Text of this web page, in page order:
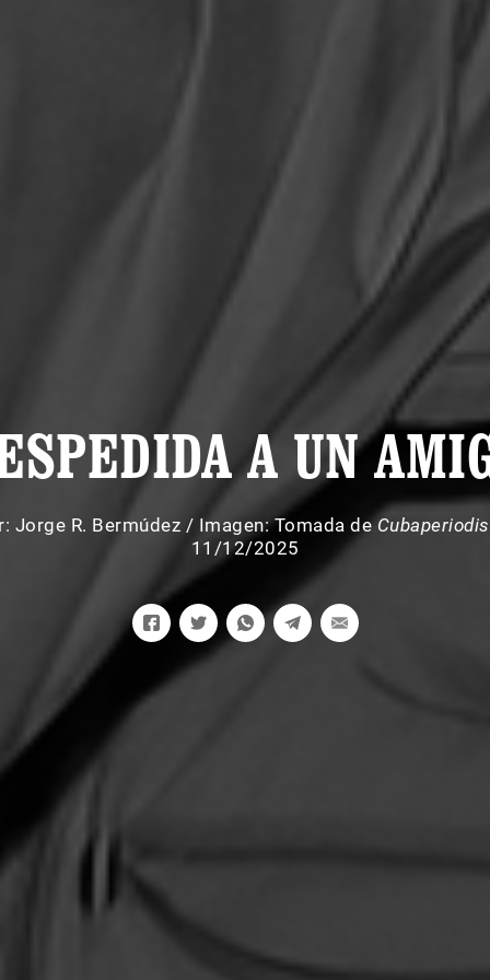
A UN
Jorge R. Bermúdez / Imagen: Tomada de
11/12/2025